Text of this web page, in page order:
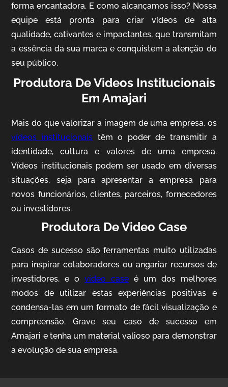
Mosaic
forma encantadora. E como alcançamos isso? Nossa
equipe está pronta para criar vídeos de alta
qualidade, cativantes e impactantes, que transmitam
a essência da sua marca e conquistem a atenção do
seu público.
Produtora De Videos Institucionais
Em Amajari
Mais do que valorizar a imagem de uma empresa, os
vídeos institucionais têm o poder de transmitir a
identidade, cultura e valores de uma empresa.
Vídeos institucionais podem ser usado em diversas
situações, seja para apresentar a empresa para
novos funcionários, clientes, parceiros, fornecedores
ou investidores.
Produtora De Video Case
Casos de sucesso são ferramentas muito utilizadas
para inspirar colaboradores ou angariar recursos de
investidores, e ovideo case é um dos melhores
modos de utilizar estas experiências positivas e
condensa-las em um formato de fácil visualização e
compreensão. Grave seu caso de sucesso em
Amajari e tenha um material valioso para demonstrar
a evolução de sua empresa.